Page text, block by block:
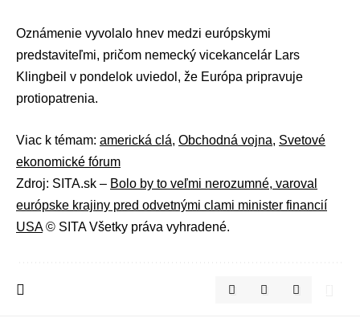
Oznámenie vyvolalo hnev medzi európskymi
predstaviteľmi, pričom nemecký vicekancelár Lars
Klingbeil v pondelok uviedol, že Európa pripravuje
protiopatrenia.
Viac k témam: americká clá, Obchodná vojna, Svetové
ekonomické fórum
Zdroj: SITA.sk – Bolo by to veľmi nerozumné, varoval
európske krajiny pred odvetnými clami minister financií
USA© SITA Všetky práva vyhradené.